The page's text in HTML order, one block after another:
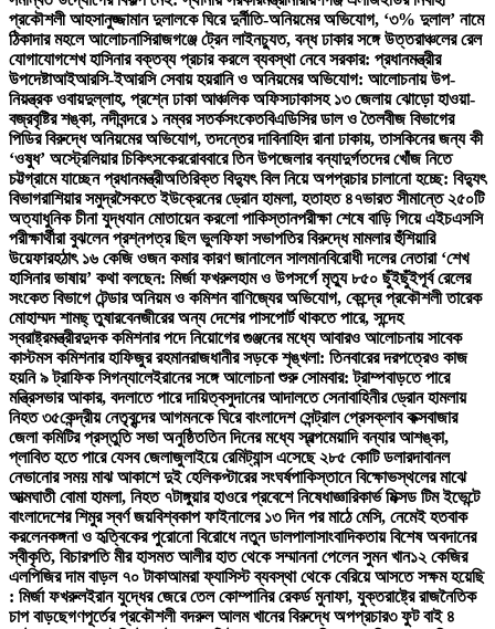
প্রকৌশলী আহসানুজ্জামান দুলালকে ঘিরে দুর্নীতি-অনিয়মের অভিযোগ, ‘৩% দুলাল’ নামে
ঠিকাদার মহলে আলোচনাসিরাজগঞ্জে ট্রেন লাইনচ্যুত, বন্ধ ঢাকার সঙ্গে উত্তরাঞ্চলের রেল
যোগাযোগশেখ হাসিনার বক্তব্য প্রচার করলে ব্যবস্থা নেবে সরকার: প্রধানমন্ত্রীর
উপদেষ্টাআইআরসি-ইআরসি সেবায় হয়রানি ও অনিয়মের অভিযোগ: আলোচনায় উপ-
নিয়ন্ত্রক ওবায়দুল্লাহ, প্রশ্নে ঢাকা আঞ্চলিক অফিসঢাকাসহ ১৩ জেলায় ঝোড়ো হাওয়া-
বজ্রবৃষ্টির শঙ্কা, নদীবন্দরে ১ নম্বর সতর্কসংকেতবিএডিসির ডাল ও তৈলবীজ বিভাগের
পিডির বিরুদ্ধে অনিয়মের অভিযোগ, তদন্তের দাবিনাহিদ রানা ঢাকায়, তাসকিনের জন্য কী
‘ওষুধ’ অস্ট্রেলিয়ার চিকিৎসকেররোববারে তিন উপজেলার বন্যাদুর্গতদের খোঁজ নিতে
চট্টগ্রামে যাচ্ছেন প্রধানমন্ত্রীঅতিরিক্ত বিদ্যুৎ বিল নিয়ে অপপ্রচার চালানো হচ্ছে: বিদ্যুৎ
বিভাগরাশিয়ার সমুদ্রসৈকতে ইউক্রেনের ড্রোন হামলা, হতাহত ৪৭ভারত সীমান্তে ২৫০টি
অত্যাধুনিক চীনা যুদ্ধযান মোতায়েন করলো পাকিস্তানপরীক্ষা শেষে বাড়ি গিয়ে এইচএসসি
পরীক্ষার্থীরা বুঝলেন প্রশ্নপত্র ছিল ভুলফিফা সভাপতির বিরুদ্ধে মামলার হুঁশিয়ারি
উয়েফারহঠাৎ ১৬ কেজি ওজন কমার কারণ জানালেন সালমানবিরোধী দলের নেতারা ‘শেখ
হাসিনার ভাষায়’ কথা বলছেন: মির্জা ফখরুলহাম ও উপসর্গে মৃত্যু ৮৫০ ছুঁইছুঁইপূর্ব রেলের
সংকেত বিভাগে টেন্ডার অনিয়ম ও কমিশন বাণিজ্যের অভিযোগ, কেন্দ্রে প্রকৌশলী তারেক
মোহাম্মদ শামছ্ তুষারবেনজীরের অন্য দেশের পাসপোর্ট থাকতে পারে, সন্দেহ
স্বরাষ্ট্রমন্ত্রীরদুদক কমিশনার পদে নিয়োগের গুঞ্জনের মধ্যে আবারও আলোচনায় সাবেক
কাস্টমস কমিশনার হাফিজুর রহমানরাজধানীর সড়কে শৃঙ্খলা: তিনবারের দরপত্রেও কাজ
হয়নি ৯ ট্রাফিক সিগন্যালেইরানের সঙ্গে আলোচনা শুরু সোমবার: ট্রাম্পবাড়তে পারে
মন্ত্রিসভার আকার, বদলাতে পারে দায়িত্বসুদানের আদালতে সেনাবাহিনীর ড্রোন হামলায়
নিহত ৩৫কেন্দ্রীয় নেতৃবৃন্দের আগমনকে ঘিরে বাংলাদেশ সেন্ট্রাল প্রেসক্লাব কক্সবাজার
জেলা কমিটির প্রস্তুতি সভা অনুষ্ঠিততিন দিনের মধ্যে স্বল্পমেয়াদি বন্যার আশঙ্কা,
প্লাবিত হতে পারে যেসব জেলাজুলাইয়ে রেমিট্যান্স এসেছে ২৮৫ কোটি ডলারদাবানল
নেভানোর সময় মাঝ আকাশে দুই হেলিকপ্টারের সংঘর্ষপাকিস্তানে বিক্ষোভস্থলের মাঝে
আত্মঘাতী বোমা হামলা, নিহত ৭টাঙ্গুয়ার হাওরে প্রবেশে নিষেধাজ্ঞারিকার্ভ মিক্সড টিম ইভেন্টে
বাংলাদেশের শিমুর স্বর্ণ জয়বিশ্বকাপ ফাইনালের ১৩ দিন পর মাঠে মেসি, নেমেই হতবাক
করলেনকঙ্গনা ও হৃত্বিকের পুরোনো বিরোধে নতুন ডালপালাসাংবাদিকতায় বিশেষ অবদানের
স্বীকৃতি, বিচারপতি মীর হাসমত আলীর হাত থেকে সম্মাননা পেলেন সুমন খান১২ কেজির
এলপিজির দাম বাড়ল ৭০ টাকাআমরা ফ্যাসিস্ট ব্যবস্থা থেকে বেরিয়ে আসতে সক্ষম হয়েছি
: মির্জা ফখরুলইরান যুদ্ধের জেরে তেল কোম্পানির রেকর্ড মুনাফা, যুক্তরাষ্ট্রে রাজনৈতিক
চাপ বাড়ছেগণপূর্তের প্রকৌশলী বদরুল আলম খানের বিরুদ্ধে অপপ্রচার৩ ফুট বাই ৪